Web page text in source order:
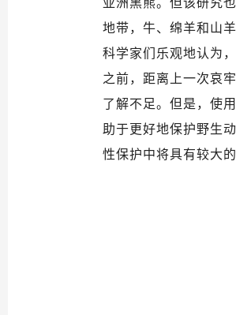
亚洲黑熊。但该研究
地带，牛、绵羊和山
科学家们乐观地认为
之前，距离上一次哀
了解不足。但是，使
助于更好地保护野生
性保护中将具有较大